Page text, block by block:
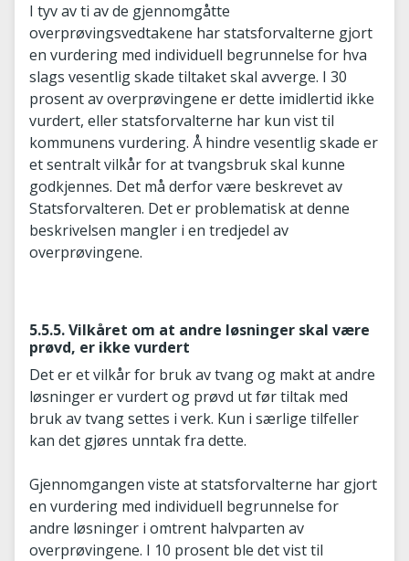
I tyv av ti av de gjennomgåtte
overprøvingsvedtakene har statsforvalterne gjort
en vurdering med individuell begrunnelse for hva
slags vesentlig skade tiltaket skal avverge. I 30
prosent av overprøvingene er dette imidlertid ikke
vurdert, eller statsforvalterne har kun vist til
kommunens vurdering. Å hindre vesentlig skade er
et sentralt vilkår for at tvangsbruk skal kunne
godkjennes. Det må derfor være beskrevet av
Statsforvalteren. Det er problematisk at denne
beskrivelsen mangler i en tredjedel av
overprøvingene.
5.5.5. Vilkåret om at andre løsninger skal være
prøvd, er ikke vurdert
Det er et vilkår for bruk av tvang og makt at andre
løsninger er vurdert og prøvd ut før tiltak med
bruk av tvang settes i verk. Kun i særlige tilfeller
kan det gjøres unntak fra dette.
Gjennomgangen viste at statsforvalterne har gjort
en vurdering med individuell begrunnelse for
andre løsninger i omtrent halvparten av
overprøvingene. I 10 prosent ble det vist til